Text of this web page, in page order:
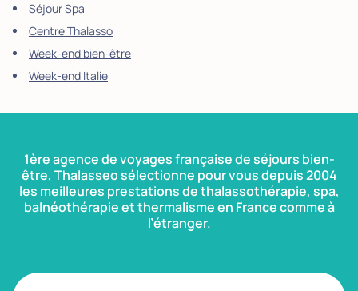
Séjour Spa
Centre Thalasso
Week-end bien-être
Week-end Italie
1ère agence de voyages française de séjours bien-
être, Thalasseo sélectionne pour vous depuis 2004
les meilleures prestations de thalassothérapie, spa,
balnéothérapie et thermalisme en France comme à
l’étranger.